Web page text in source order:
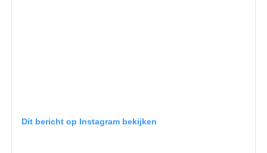
Dit bericht op Instagram bekijken